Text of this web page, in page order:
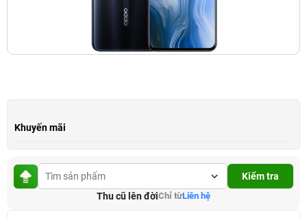
Khuyến mãi
Kiểm tra
Thu cũ lên đờiChỉ từLiên hệ